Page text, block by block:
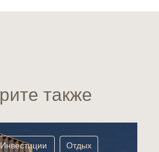
Отдых
Инвестиции
также